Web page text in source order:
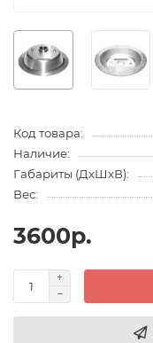
Код товара:
Наличие:
Габариты (ДхШхВ):
Вес:
3600р.